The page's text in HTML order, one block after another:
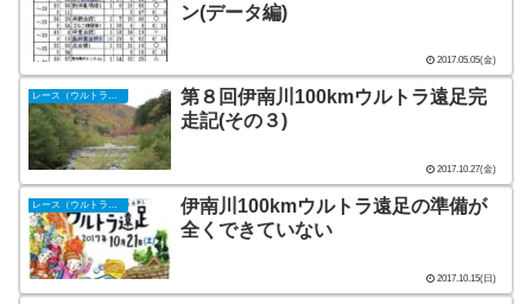
ン(データ編)
2017.05.05(金)
レース（ウルトラマラソン）
第８回伊南川100kmウルトラ遠足完
走記(その３)
2017.10.27(金)
レース（ウルトラマラソン）
伊南川100kmウルトラ遠足の準備が
全くできていない
2017.10.15(日)